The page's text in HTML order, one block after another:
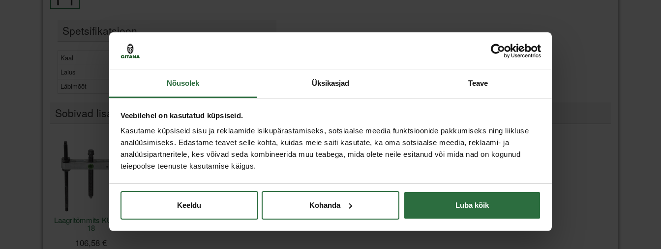
Nõusolek Üksikasjad Teave
Veebilehel on kasutatud küpsiseid.
Kasutame küpsiseid sisu ja reklaamide isikupärastamiseks, sotsiaalse meedia funktsioonide pakkumiseks ning liikluse
analüüsimiseks. Edastame teavet selle kohta, kuidas meie saiti kasutate, ka oma sotsiaalse meedia, reklaami- ja
analüüsipartneritele, kes võivad seda kombineerida muu teabega, mida olete neile esitanud või mida nad on kogunud
teiepoolse teenuste kasutamise käigus.
Keeldu Kohanda Luba kõik
Spetsifikatsioon
Kaal
Laius
60 mm
Läbimõõt
5-60 mm
Sobivad lisad
Laagritõmmits KUKKO
18
106,58 €